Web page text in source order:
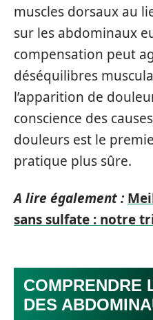
muscles dorsaux au
sur les abdominaux
compensation peut
déséquilibres
l’apparition de
conscience des
douleurs est le
pratique plus sûre.
A lire également :
sans sulfate : notre
COMPRENDRE
DES